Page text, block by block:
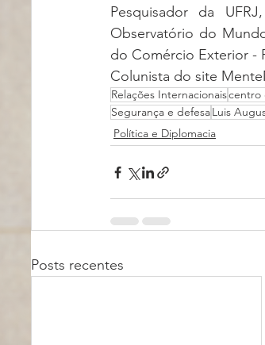
Pesquisador da
Observatório do
do Comércio Exterior -
Colunista do site
Relações Internacionaiscentro
Segurança e defesaLuis
Política e Diplomacia
Posts recentes